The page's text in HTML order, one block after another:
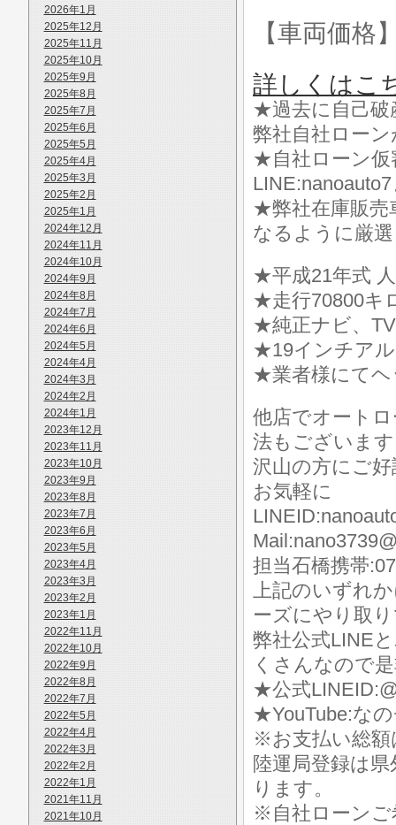
2026年1月
2025年12月
2025年11月
2025年10月
2025年9月
2025年8月
2025年7月
2025年6月
2025年5月
2025年4月
2025年3月
2025年2月
2025年1月
2024年12月
2024年11月
2024年10月
2024年9月
2024年8月
2024年7月
2024年6月
2024年5月
2024年4月
2024年3月
2024年2月
2024年1月
2023年12月
2023年11月
2023年10月
2023年9月
2023年8月
2023年7月
2023年6月
2023年5月
2023年4月
2023年3月
2023年2月
2023年1月
2022年11月
2022年10月
2022年9月
2022年8月
2022年7月
2022年5月
2022年4月
2022年3月
2022年2月
2022年1月
2021年11月
2021年10月
【車両価格
詳しくはこ
★過去に自己破
弊社自社ロー
★自社ローン仮
★弊社在庫販売
なるように厳
★平成21年式
★走行70800キ
★純正ナビ、TV
★19インチア
★業者様にて
他店でオート
法もございま
沢山の方にご
お気軽に
担当石橋携帯
上記のいずれ
ーズにやり取
弊社公式LINE
くさんなので
★公式
★YouTube:な
※お支払い総額
陸運局登録は
ります。
※自社ローンご